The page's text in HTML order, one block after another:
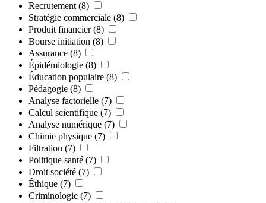
Recrutement (8)
Stratégie commerciale (8)
Produit financier (8)
Bourse initiation (8)
Assurance (8)
Épidémiologie (8)
Éducation populaire (8)
Pédagogie (8)
Analyse factorielle (7)
Calcul scientifique (7)
Analyse numérique (7)
Chimie physique (7)
Filtration (7)
Politique santé (7)
Droit société (7)
Éthique (7)
Criminologie (7)